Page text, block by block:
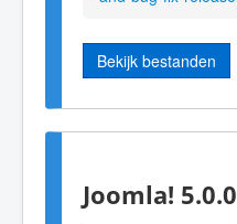
Bekijk bestanden
Joomla! 5.0.0